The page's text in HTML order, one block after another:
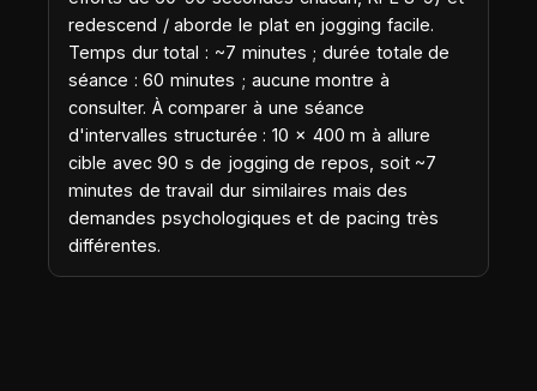
redescend / aborde le plat en jogging facile.
Temps dur total : ~7 minutes ; durée totale de
séance : 60 minutes ; aucune montre à
consulter. À comparer à une séance
d'intervalles structurée : 10 × 400 m à allure
cible avec 90 s de jogging de repos, soit ~7
minutes de travail dur similaires mais des
demandes psychologiques et de pacing très
différentes.